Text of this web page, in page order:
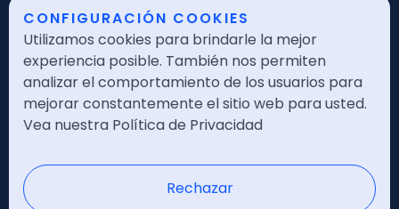
Legales
Política de calidad
Política de seguridad
Política de privacidad
Nota legal
CONFIGURACIÓN COOKIES
Utilizamos cookies para brindarle la mejor
experiencia posible. También nos permiten
analizar el comportamiento de los usuarios para
mejorar constantemente el sitio web para usted.
Vea nuestra Política de Privacidad
Rechazar